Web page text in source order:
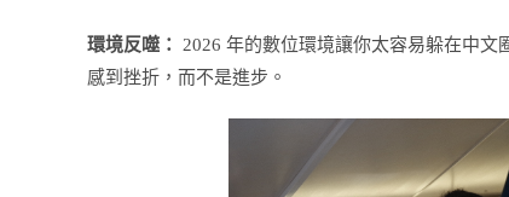
環境反噬：
2026 年的數位環境讓你太容易躲在中
感到挫折，而不是進步。